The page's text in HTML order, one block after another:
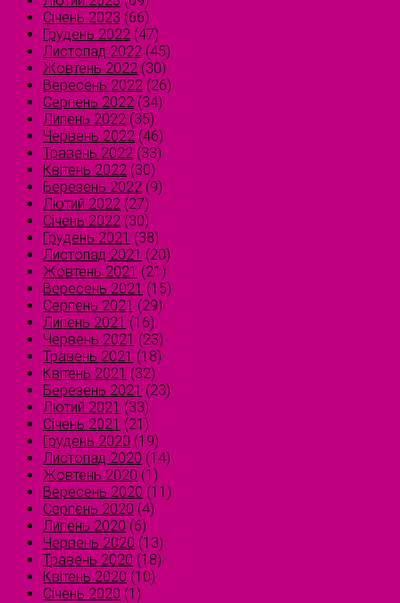
Січень 2023 (66)
Грудень 2022 (47)
Листопад 2022 (45)
Жовтень 2022 (30)
Вересень 2022 (26)
Серпень 2022 (34)
Липень 2022 (35)
Червень 2022 (46)
Травень 2022 (33)
Квітень 2022 (30)
Березень 2022 (9)
Лютий 2022 (27)
Січень 2022 (30)
Грудень 2021 (38)
Листопад 2021 (20)
Жовтень 2021 (21)
Вересень 2021 (15)
Серпень 2021 (29)
Липень 2021 (16)
Червень 2021 (23)
Травень 2021 (18)
Квітень 2021 (32)
Березень 2021 (23)
Лютий 2021 (33)
Січень 2021 (21)
Грудень 2020 (19)
Листопад 2020 (14)
Жовтень 2020 (1)
Вересень 2020 (11)
Серпень 2020 (4)
Липень 2020 (6)
Червень 2020 (13)
Травень 2020 (18)
Квітень 2020 (10)
Січень 2020 (1)